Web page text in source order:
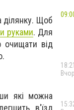
ділянку. Щоб
руками. Для
очищати від
які можна
в'їзд
18:21